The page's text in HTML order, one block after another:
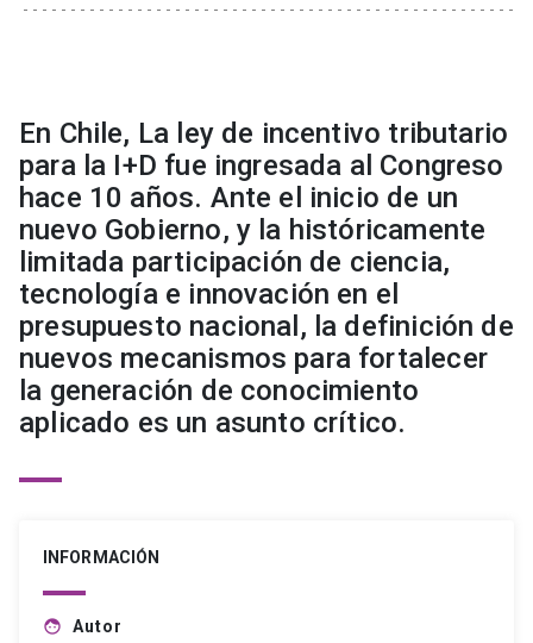
En Chile, La ley de incentivo tributario
para la I+D fue ingresada al Congreso
hace 10 años. Ante el inicio de un
nuevo Gobierno, y la históricamente
limitada participación de ciencia,
tecnología e innovación en el
presupuesto nacional, la definición de
nuevos mecanismos para fortalecer
la generación de conocimiento
aplicado es un asunto crítico.
INFORMACIÓN
face Autor